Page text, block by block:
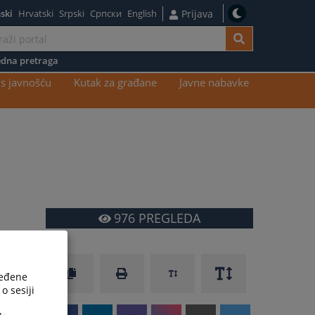
Hrvatski Srpski Српски English Prijava
pretraga
javnošću Kutak za građane
Javne nabavke
976PREGLEDA
sesiji